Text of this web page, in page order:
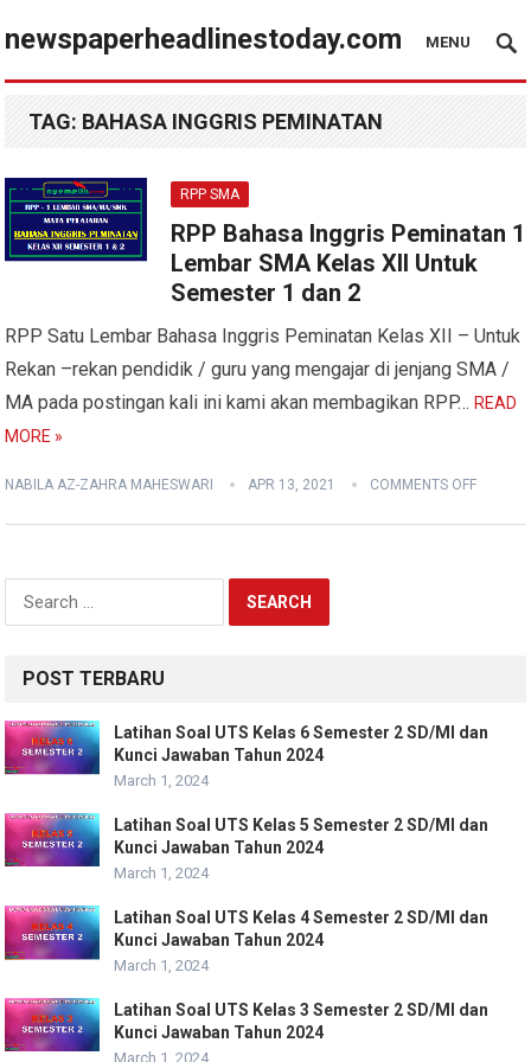
newspaperheadlinestoday.com MENU
TAG: BAHASA INGGRIS PEMINATAN
RPP SMA
RPP Bahasa Inggris Peminatan 1
Lembar SMA Kelas XII Untuk
Semester 1 dan 2
RPP Satu Lembar Bahasa Inggris Peminatan Kelas XII – Untuk
Rekan –rekan pendidik / guru yang mengajar di jenjang SMA /
MA pada postingan kali ini kami akan membagikan RPP…READ
MORE »
NABILA AZ-ZAHRA MAHESWARI APR 13, 2021 COMMENTS OFF
Search
for:
POST TERBARU
Latihan Soal UTS Kelas 6 Semester 2 SD/MI dan
Kunci Jawaban Tahun 2024
March 1, 2024
Latihan Soal UTS Kelas 5 Semester 2 SD/MI dan
Kunci Jawaban Tahun 2024
March 1, 2024
Latihan Soal UTS Kelas 4 Semester 2 SD/MI dan
Kunci Jawaban Tahun 2024
March 1, 2024
Latihan Soal UTS Kelas 3 Semester 2 SD/MI dan
Kunci Jawaban Tahun 2024
March 1, 2024